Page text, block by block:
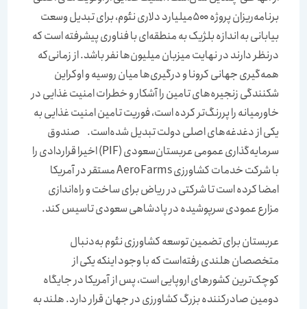
برنامه‌‌‌‌‌‌‌‌ریزان پروژه ۵۰۰‌میلیارد دلاری نئوم، برای تبدیل وسعت
بیابانی به اندازه بلژیک به منطقه‌ای با فناوری پیشرفته است که
درنظر دارند در نهایت میزبان ‌میلیون‌ها نفر باشد. از زمانی‌که
همه‌‌‌‌‌‌‌‌گیری جهانی کرونا و درگیری‌‌‌‌‌‌‌‌ها میان روسیه و اوکراین
شکنندگی زنجیره‌‌‌‌‌‌‌‌های تامین را آشکار و خطرات امنیت غذایی در
خاورمیانه را پررنگ‌تر کرده است، فوریت تامین امنیت غذایی به
یکی از دغدغه‌‌‌‌‌‌‌‌های اصلی دولت تبدیل شده‌است. صندوق
سرمایه‌گذاری عمومی عربستان‌سعودی (PIF) اخیرا قراردادی را
با شرکت خدمات کشاورزی AeroFarms مستقر در آمریکا
امضا کرده است تا شرکتی در ریاض برای ساخت و راه‌اندازی
مزارع عمودی سرپوشیده در پادشاهی سعودی تاسیس کند.
عربستان برای تضمین توسعه کشاورزی نئوم به‌دنبال
متخصصان هلندی رفته‌است که با وجود اینکه یکی از
کوچک‌ترین کشورهای اروپایی است، پس از آمریکا در جایگاه
دومین صادرکننده بزرگ کشاورزی در جهان قرار دارد. هلند به